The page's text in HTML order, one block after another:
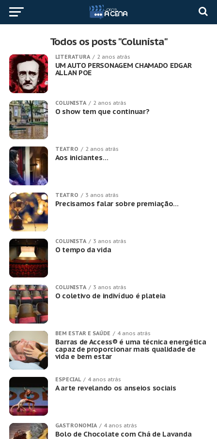
Todos os posts "Colunista"
LITERATURA 2 anos atrás
UM AUTO PERSONAGEM CHAMADO EDGAR
ALLAN POE
COLUNISTA 2 anos atrás
O show tem que continuar?
TEATRO 2 anos atrás
Aos iniciantes…
TEATRO 3 anos atrás
Precisamos falar sobre premiação…
COLUNISTA 3 anos atrás
O tempo da vida
COLUNISTA 3 anos atrás
O coletivo de indivíduo é plateia
BEM ESTAR E SAÚDE 4 anos atrás
Barras de Access® é uma técnica energética
capaz de proporcionar mais qualidade de
vida e bem estar
ESPECIAL 4 anos atrás
A arte revelando os anseios sociais
GASTRONOMIA 4 anos atrás
Bolo de Chocolate com Chá de Lavanda